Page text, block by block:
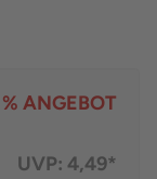
% ANGEBOT
UVP: 4,49*